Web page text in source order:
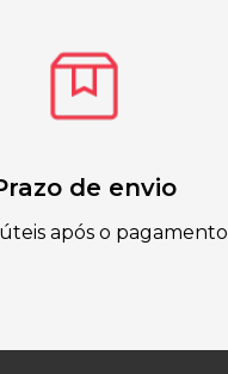
de envio
após o pagamento